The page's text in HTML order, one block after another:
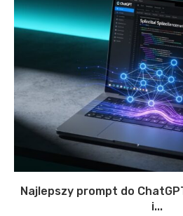
Najlepszy prompt do
i...